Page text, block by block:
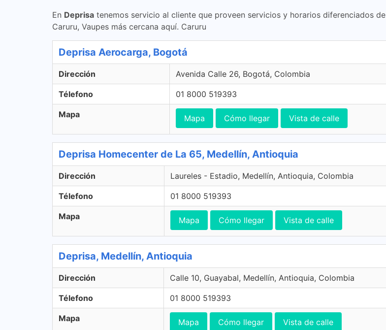
En Deprisa tenemos servicio al cliente que proveen servicios y horarios diferenciados de
Caruru, Vaupes más cercana aquí. Caruru
Deprisa Aerocarga, Bogotá
Dirección Avenida Calle 26, Bogotá, Colombia
Télefono 01 8000 519393
Mapa Mapa Cómo llegar Vista de calle
Deprisa Homecenter de La 65, Medellín, Antioquia
Dirección Laureles - Estadio, Medellín, Antioquia, Colombia
Télefono 01 8000 519393
Mapa Mapa Cómo llegar Vista de calle
Deprisa, Medellín, Antioquia
Dirección Calle 10, Guayabal, Medellín, Antioquia, Colombia
Télefono 01 8000 519393
Mapa Mapa Cómo llegar Vista de calle